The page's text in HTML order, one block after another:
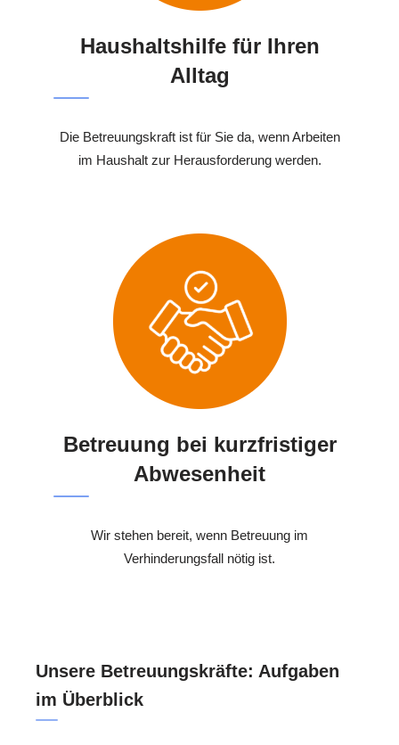
Haushaltshilfe für Ihren
Alltag
Die Betreuungskraft ist für Sie da, wenn Arbeiten
im Haushalt zur Herausforderung werden.
Betreuung bei kurzfristiger
Abwesenheit
Wir stehen bereit, wenn Betreuung im
Verhinderungsfall nötig ist.
Unsere Betreuungskräfte: Aufgaben
im Überblick